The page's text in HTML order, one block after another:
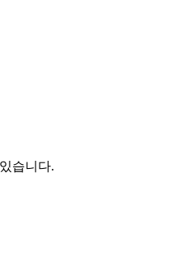
습니다.